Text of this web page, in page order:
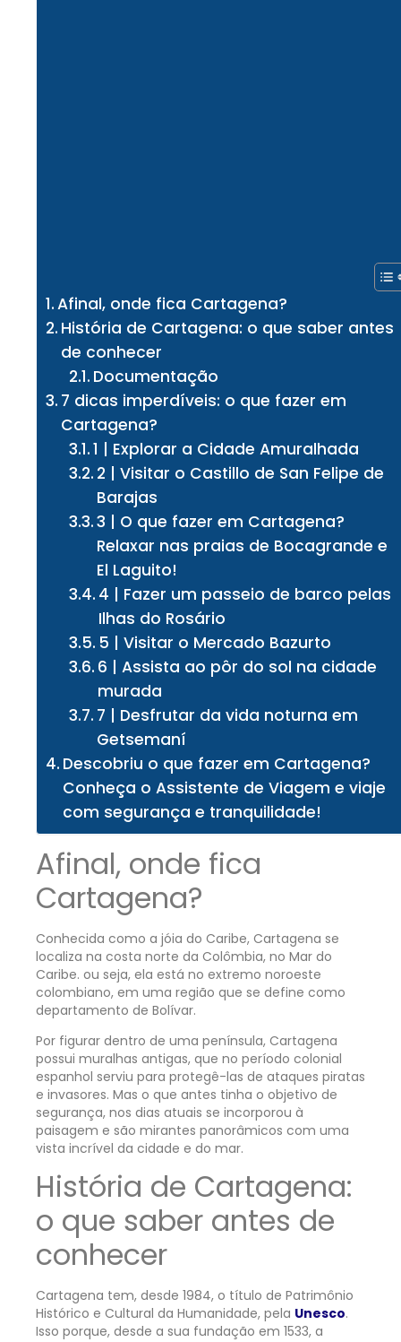
Afinal, onde fica Cartagena?
História de Cartagena: o que saber antes
de conhecer
Documentação
7 dicas imperdíveis: o que fazer em
Cartagena?
1 | Explorar a Cidade Amuralhada
2 | Visitar o Castillo de San Felipe de
Barajas
3 | O que fazer em Cartagena?
Relaxar nas praias de Bocagrande e
El Laguito!
4 | Fazer um passeio de barco pelas
Ilhas do Rosário
5 | Visitar o Mercado Bazurto
6 | Assista ao pôr do sol na cidade
murada
7 | Desfrutar da vida noturna em
Getsemaní
Descobriu o que fazer em Cartagena?
Conheça o Assistente de Viagem e viaje
com segurança e tranquilidade!
Afinal, onde fica
Cartagena?
Conhecida como a jóia do Caribe, Cartagena se
localiza na costa norte da Colômbia, no Mar do
Caribe. ou seja, ela está no extremo noroeste
colombiano, em uma região que se define como
departamento de Bolívar.
Por figurar dentro de uma península, Cartagena
possui muralhas antigas, que no período colonial
espanhol serviu para protegê-las de ataques piratas
e invasores. Mas o que antes tinha o objetivo de
segurança, nos dias atuais se incorporou à
paisagem e são mirantes panorâmicos com uma
vista incrível da cidade e do mar.
História de Cartagena:
o que saber antes de
conhecer
Cartagena tem, desde 1984, o título de Patrimônio
Histórico e Cultural da Humanidade, pela Unesco.
Isso porque, desde a sua fundação em 1533, a